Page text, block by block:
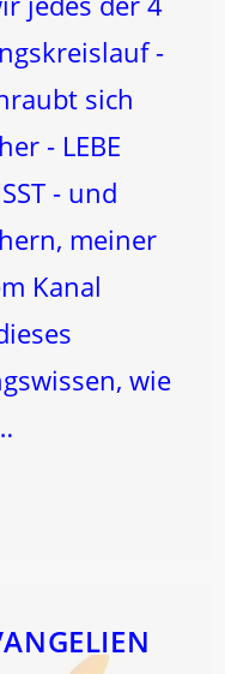
-
sich
- LEBE
- und
meiner
Kanal
wie